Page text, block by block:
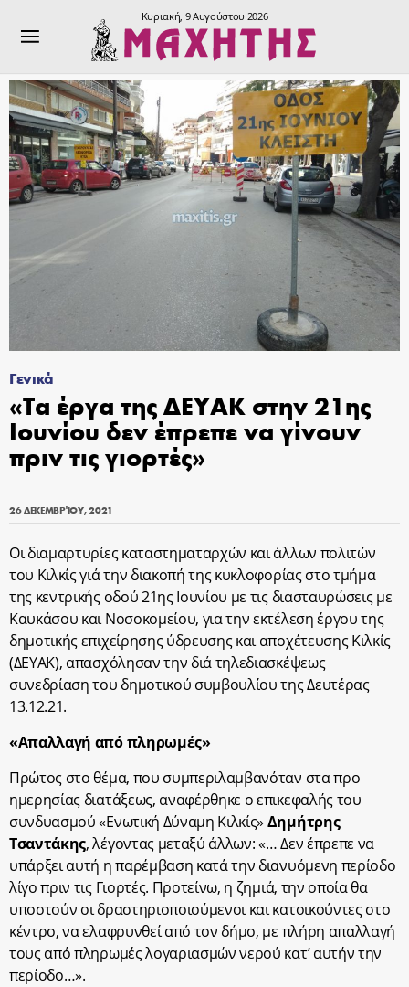
Κυριακή, 9 Αυγούστου 2026
Γενικά
«Τα έργα της ΔΕΥΑΚ στην 21ης
Ιουνίου δεν έπρεπε να γίνουν
πριν τις γιορτές»
26 ΔΕΚΕΜΒΡΊΟΥ, 2021
Οι διαμαρτυρίες καταστηματαρχών και άλλων πολιτών
του Κιλκίς γιά την διακοπή της κυκλοφορίας στο τμήμα
της κεντρικής οδού 21ηςΙουνίου με τις διασταυρώσεις με
Καυκάσου και Νοσοκομείου, για την εκτέλεση έργου της
δημοτικής επιχείρησης ύδρευσης και αποχέτευσης Κιλκίς
(ΔΕΥΑΚ), απασχόλησαν την διά τηλεδιασκέψεως
συνεδρίαση του δημοτικού συμβουλίου της Δευτέρας
13.12.21.
«Απαλλαγή από πληρωμές»
Πρώτος στο θέμα, που συμπεριλαμβανόταν στα προ
ημερησίας διατάξεως, αναφέρθηκε ο επικεφαλής του
συνδυασμού «Ενωτική Δύναμη Κιλκίς» Δημήτρης
Τσαντάκης, λέγοντας μεταξύ άλλων: «… Δεν έπρεπε να
υπάρξει αυτή η παρέμβαση κατά την διανυόμενη περίοδο
λίγο πριν τις Γιορτές. Προτείνω, η ζημιά, την οποία θα
υποστούν οι δραστηριοποιούμενοι και κατοικούντες στο
κέντρο, να ελαφρυνθεί από τον δήμο, με πλήρη απαλλαγή
τους από πληρωμές λογαριασμών νερού κατ’ αυτήν την
περίοδο…».